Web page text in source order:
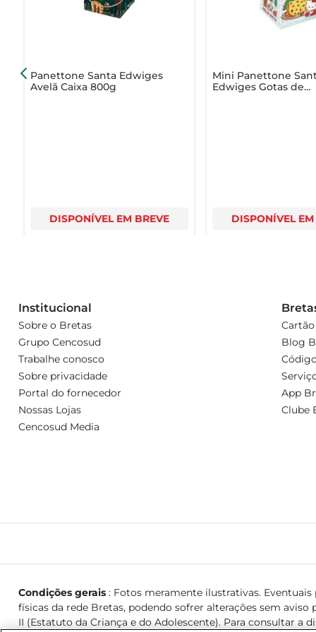
- Ideal para: Festas de fim de ano, celebrações,
Panettone Santa Edwiges
Avelã Caixa 800g
DISPONÍVEL EM BREVE
Mini Panettone
Edwiges Gotas de
DISPONÍVEL EM
Institucional
Sobre o Bretas
Grupo Cencosud
Trabalhe conosco
Sobre privacidade
Portal do fornecedor
Nossas Lojas
Cencosud Media
Blog
App
Clube
Condições gerais: Fotos meramente ilustrativas. Eventuais
físicas da rede Bretas, podendo sofrer alterações sem aviso
II (Estatuto da Criança e do Adolescente). Para consultar a